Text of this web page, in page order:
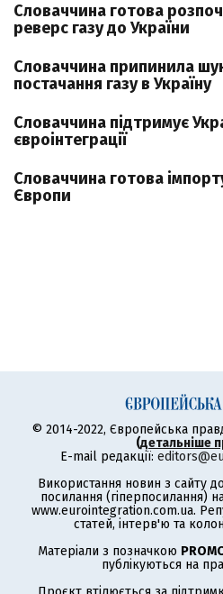
Словаччина готова
реверс газу до України
Словаччина припинила
постачання газу в Україну
Словаччина підтримує
євроінтеграції
Словаччина готова
Європи
© 2014-2022, Європейська
(детальніше
E-mail редакції:
Використання новин з сайту
посилання (гіперпосилання)
www.eurointegration.com.ua.
статей, інтерв'ю та
Матеріали з позначкою
публікуються на